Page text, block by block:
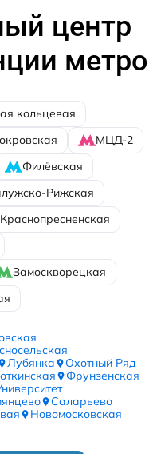
центр
метро
кольцевая
МЦД-2
Филёвская
Рижская
Замоскворецкая
Лубянка
Охотный Ряд
Фрунзенская
Саларьево
Новомосковская